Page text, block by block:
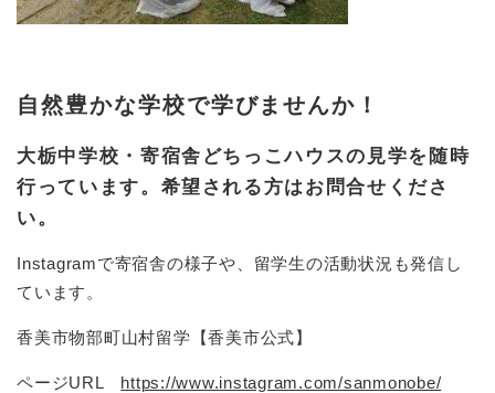
自然豊かな学校で学びませんか！
大栃中学校・寄宿舎どちっこハウスの見学を随時
行っています。希望される方はお問合せくださ
い。
Instagramで寄宿舎の様子や、留学生の活動状況も発信し
ています。
香美市物部町山村留学【香美市公式】
ページURL https://www.instagram.com/sanmonobe/